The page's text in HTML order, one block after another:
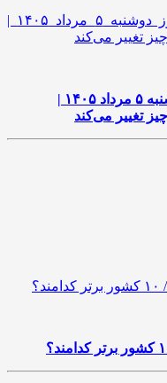
قیمت تتر، بیت‌کوین و اتریوم امروز دوشنبه ۵ مرداد ۱۴۰۵ |
تغییر می‌کند